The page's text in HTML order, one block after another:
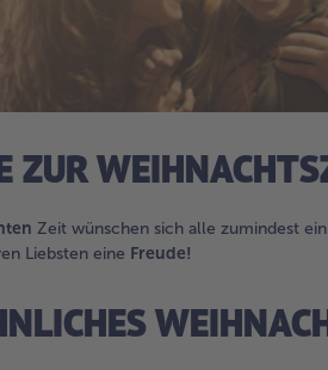
ZUR
Zeit wünschen sich alle zumindest
Liebsten eine Freude!